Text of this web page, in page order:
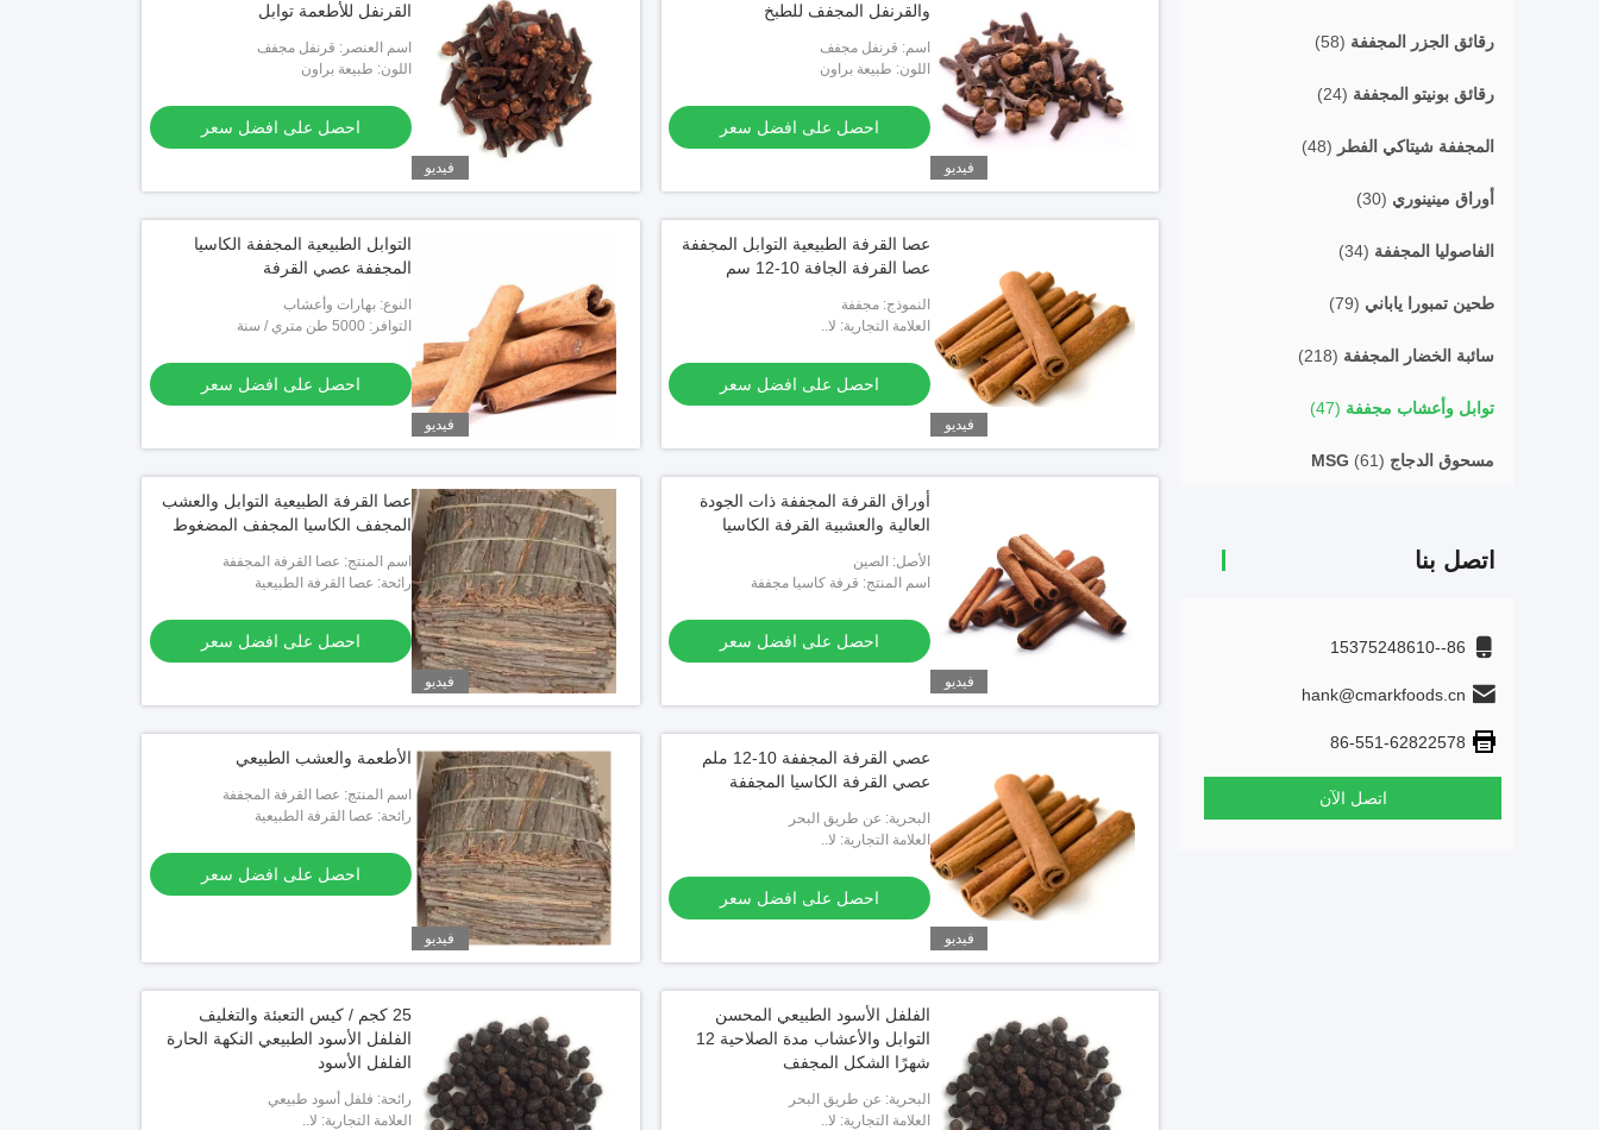
رقائق الجزر المجففة (58)
رقائق بونيتو ​​المجففة (24)
المجففة شيتاكي الفطر (48)
أوراق مينينوري (30)
الفاصوليا المجففة (34)
طحين تمبورا ياباني (79)
سائبة الخضار المجففة (218)
توابل وأعشاب مجففة (47)
مسحوق الدجاج MSG (61)
اتصل بنا
86--15375248610
hank@cmarkfoods.cn
86-551-62822578
اتصل الآن
فيديو
والقرنفل المجفف للطبخ
اسم: قرنفل مجفف
اللون: طبيعة براون
احصل على افضل سعر
فيديو
القرنفل للأطعمة توابل
اسم العنصر: قرنفل مجفف
اللون: طبيعة براون
احصل على افضل سعر
فيديو
عصا القرفة الطبيعية التوابل المجففة
عصا القرفة الجافة 10-12 سم
النموذج: مجففة
العلامة التجارية: لا..
احصل على افضل سعر
فيديو
التوابل الطبيعية المجففة الكاسيا
المجففة عصي القرفة
النوع: بهارات وأعشاب
التوافر: 5000 طن متري / سنة
احصل على افضل سعر
فيديو
أوراق القرفة المجففة ذات الجودة
العالية والعشبية القرفة الكاسيا
الأصل: الصين
اسم المنتج: قرفة كاسيا مجففة
احصل على افضل سعر
فيديو
عصا القرفة الطبيعية التوابل والعشب
المجفف الكاسيا المجفف المضغوط
اسم المنتج: عصا القرفة المجففة
رائحة: عصا القرفة الطبيعية
احصل على افضل سعر
فيديو
عصي القرفة المجففة 10-12 ملم
عصي القرفة الكاسيا المجففة
البحرية: عن طريق البحر
العلامة التجارية: لا..
احصل على افضل سعر
فيديو
الأطعمة والعشب الطبيعي
اسم المنتج: عصا القرفة المجففة
رائحة: عصا القرفة الطبيعية
احصل على افضل سعر
الفلفل الأسود الطبيعي المحسن
التوابل والأعشاب مدة الصلاحية 12
شهرًا الشكل المجفف
البحرية: عن طريق البحر
العلامة التجارية: لا..
25 كجم / كيس التعبئة والتغليف
الفلفل الأسود الطبيعي النكهة الحارة
الفلفل الأسود
رائحة: فلفل أسود طبيعي
العلامة التجارية: لا..